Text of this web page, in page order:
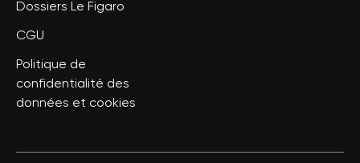
Dossiers Le Figaro
CGU
Politique de
confidentialité des
données et cookies